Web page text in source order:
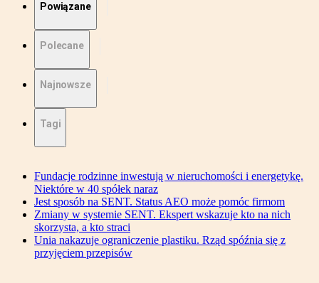
Powiązane
Polecane
Najnowsze
Tagi
Fundacje rodzinne inwestują w nieruchomości i energetykę.
Niektóre w 40 spółek naraz
Jest sposób na SENT. Status AEO może pomóc firmom
Zmiany w systemie SENT. Ekspert wskazuje kto na nich
skorzysta, a kto straci
Unia nakazuje ograniczenie plastiku. Rząd spóźnia się z
przyjęciem przepisów